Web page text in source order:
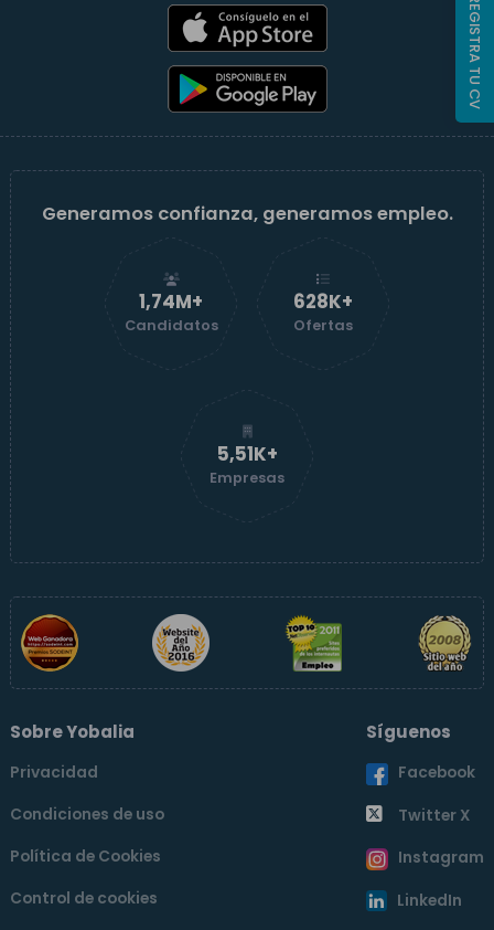
Generamos confianza, generamos empleo.
1,74M+
Candidatos
629K+
Ofertas
5,51K+
Empresas
Sobre Yobalia
Privacidad
Condiciones de uso
Política de Cookies
Control de cookies
Síguenos
Facebook
Twitter X
Instagram
LinkedIn
REGISTRA TU CV